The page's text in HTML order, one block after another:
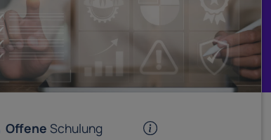
Offene Schulung